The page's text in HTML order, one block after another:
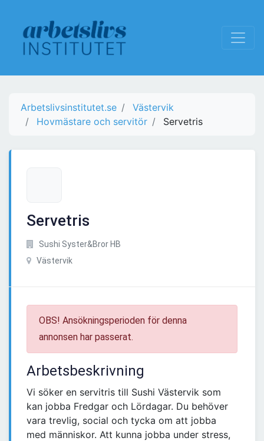
Arbetslivsinstitutet.se
Västervik
Hovmästare och servitör
Servetris
Servetris
Sushi Syster&Bror HB
Västervik
OBS! Ansökningsperioden för denna
annonsen har passerat.
Arbetsbeskrivning
Vi söker en servitris till Sushi Västervik som
kan jobba Fredgar och Lördagar. Du behöver
vara trevlig, social och tycka om att jobba
med människor. Att kunna jobba under stress,